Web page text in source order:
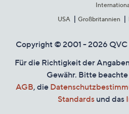
USA
Großbritannien
Copyright © 2001 - 2026 QVC
Für die Richtigkeit der
Gewähr. Bitte
AGB, die
Standards und das